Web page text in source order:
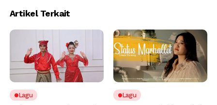
Artikel Terkait
Lagu Lagu